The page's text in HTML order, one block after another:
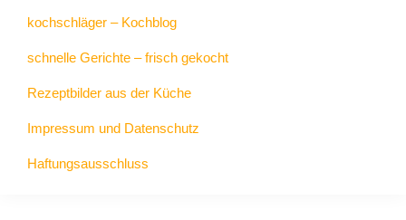
kochschläger – Kochblog
schnelle Gerichte – frisch gekocht
Rezeptbilder aus der Küche
Impressum und Datenschutz
Haftungsausschluss